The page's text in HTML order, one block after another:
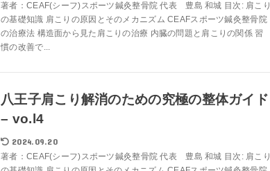
著者：CEAF(シーフ)スポーツ鍼灸整骨院 代表 豊島 和城 目次: 肩こり
の基礎知識 肩こりの原因とそのメカニズム CEAFスポーツ鍼灸整骨院
の治療法 構造面から見た肩こりの治療 内臓の問題と肩こりの関係 習
慣の改善で...
八王子肩こり解消のための究極の整体ガイド
– vo.l4
2024.09.20
著者：CEAF(シーフ)スポーツ鍼灸整骨院 代表 豊島 和城 目次: 肩こり